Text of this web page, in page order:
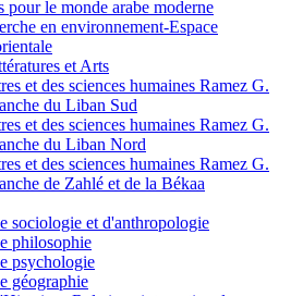
pour le monde arabe moderne
en environnement-Espace
et Arts
et des sciences humaines Ramez G.
du Liban Sud
et des sciences humaines Ramez G.
du Liban Nord
et des sciences humaines Ramez G.
de Zahlé et de la Békaa
sociologie et d'anthropologie
philosophie
psychologie
géographie